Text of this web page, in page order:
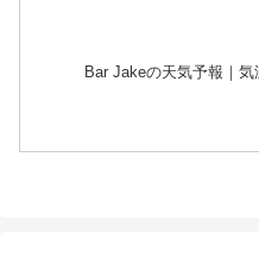
Bar Jakeの天気予報｜気